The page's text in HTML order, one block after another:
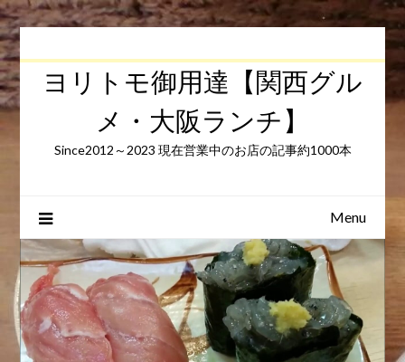
Skip
to
content
ヨリトモ御用達【関西グル
メ・大阪ランチ】
Since2012～2023 現在営業中のお店の記事約1000本
Menu